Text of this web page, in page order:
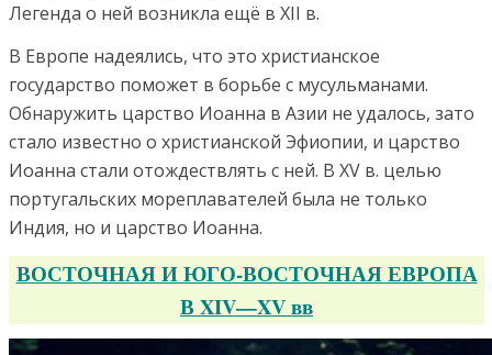
Легенда о ней возникла ещё в XII в.
В Европе надеялись, что это христианское
государство поможет в борьбе с мусульманами.
Обнаружить царство Иоанна в Азии не удалось, зато
стало известно о христианской Эфиопии, и царство
Иоанна стали отождествлять с ней. В XV в. целью
португальских мореплавателей была не только
Индия, но и царство Иоанна.
ВОСТОЧНАЯ И ЮГО-ВОСТОЧНАЯ ЕВРОПА
В XIV—XV вв